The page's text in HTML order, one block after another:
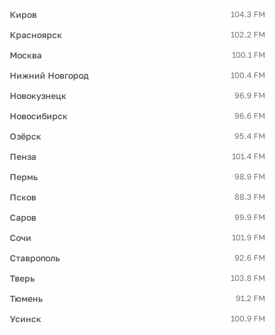
Киров 104.3 FM
Красноярск 102.2 FM
Москва 100.1 FM
Нижний Новгород 100.4 FM
Новокузнецк 96.9 FM
Новосибирск 96.6 FM
Озёрск 95.4 FM
Пенза 101.4 FM
Пермь 98.9 FM
Псков 88.3 FM
Саров 99.9 FM
Сочи 101.9 FM
Ставрополь 92.6 FM
Тверь 103.8 FM
Тюмень 91.2 FM
Усинск 100.9 FM